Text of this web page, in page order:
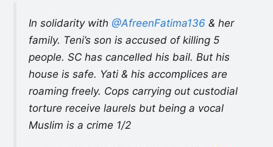
In solidarity with @AfreenFatima136 & her
family. Teni’s son is accused of killing 5
people. SC has cancelled his bail. But his
house is safe. Yati & his accomplices are
roaming freely. Cops carrying out custodial
torture receive laurels but being a vocal
Muslim is a crime 1/2